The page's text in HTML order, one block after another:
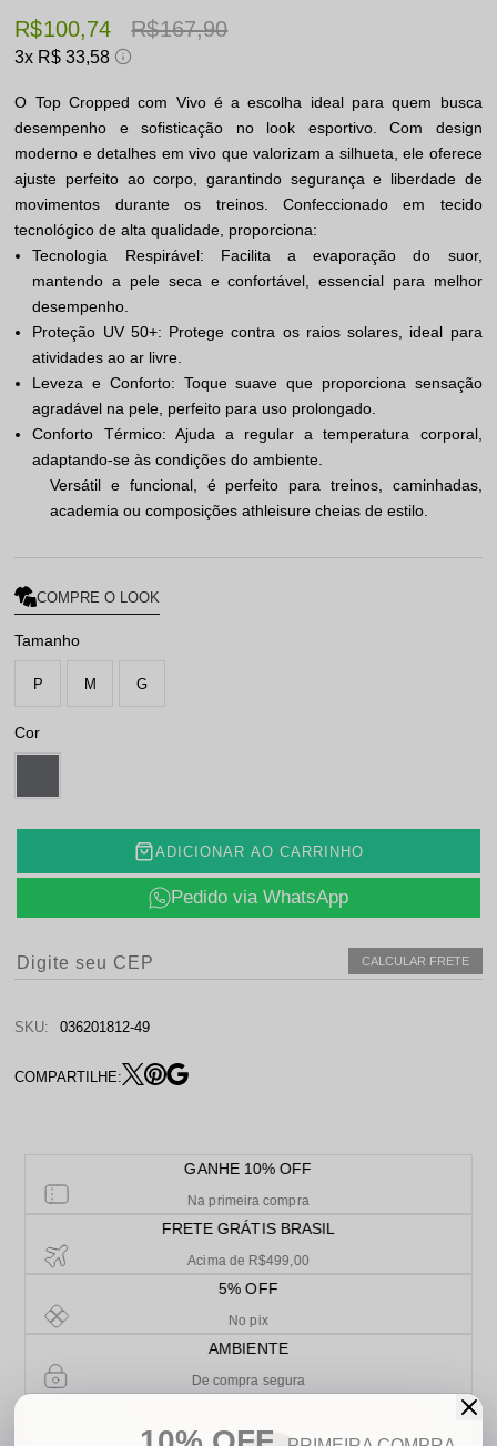
R$ 167,90
R$ 100,74
3x R$ 33,58
O Top Cropped com Vivo é a escolha ideal para quem busca
desempenho e sofisticação no look esportivo. Com design
moderno e detalhes em vivo que valorizam a silhueta, ele oferece
ajuste perfeito ao corpo, garantindo segurança e liberdade de
movimentos durante os treinos. Confeccionado em tecido
tecnológico de alta qualidade, proporciona:
Tecnologia Respirável: Facilita a evaporação do suor,
mantendo a pele seca e confortável, essencial para melhor
desempenho.
Proteção UV 50+: Protege contra os raios solares, ideal para
atividades ao ar livre.
Leveza e Conforto: Toque suave que proporciona sensação
agradável na pele, perfeito para uso prolongado.
Conforto Térmico: Ajuda a regular a temperatura corporal,
adaptando-se às condições do ambiente.
Versátil e funcional, é perfeito para treinos, caminhadas,
academia ou composições athleisure cheias de estilo.
COMPRE O LOOK
Tamanho
P M G
Cor
ADICIONAR AO CARRINHO
Pedido via WhatsApp
CALCULAR FRETE
SKU: 036201812-49
COMPARTILHE:
GANHE 10% OFF
Na primeira compra
FRETE GRÁTIS BRASIL
Acima de R$499,00
5% OFF
No pix
AMBIENTE
De compra segura
Em até 10x sem juros